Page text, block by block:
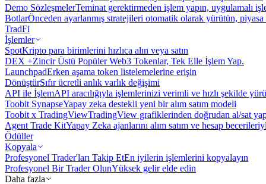
Demo SözleşmelerTeminat gerektirmeden işlem yapın, uygulamalı
BotlarÖnceden ayarlanmış stratejileri otomatik olarak yürütün, piyasa
TradFi
İşlemler
SpotKripto para birimlerini hızlıca alın veya satın
DEX +Zincir Üstü Popüler Web3 Tokenlar, Tek Elle İşlem Yap.
LaunchpadErken aşama token listelemelerine erişin
DönüştürSıfır ücretli anlık varlık değişimi
API ile İşlemAPI aracılığıyla işlemlerinizi verimli ve hızlı şekilde
Toobit SynapseYapay zeka destekli yeni bir alım satım modeli
Toobit x TradingViewTradingView grafiklerinden doğrudan al/sat
Agent Trade KitYapay Zeka ajanlarını alım satım ve hesap
Ödüller
Kopyala
Profesyonel Trader'ları Takip EtEn iyilerin işlemlerini kopyalayın
Profesyonel Bir Trader OlunYüksek gelir elde edin
Daha fazla